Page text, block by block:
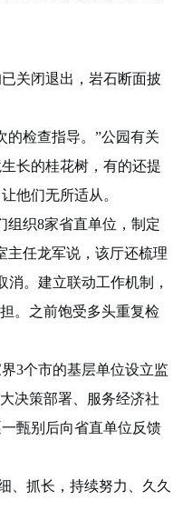
关闭退出，岩石断面披
检查指导。”公园有关
长的桂花树，有的还提
他们无所适从。
织8家省直单位，制定
主任龙军说，该厅还梳理
。建立联动工作机制，
。之前饱受多头重复检
3个市的基层单位设立监
决策部署、服务经济社
甄别后向省直单位反馈
、抓长，持续努力、久久